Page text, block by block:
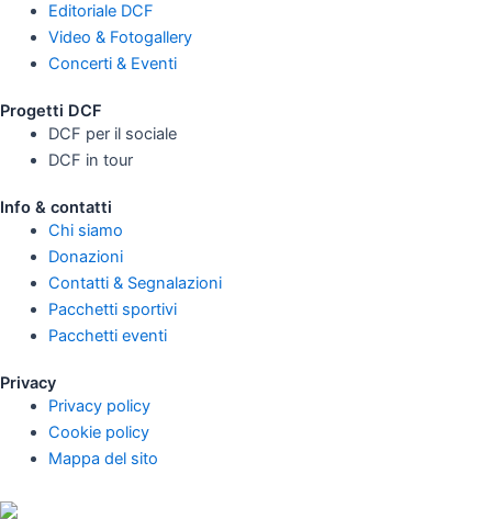
Editoriale DCF
Video & Fotogallery
Concerti & Eventi
Progetti DCF
DCF per il sociale
DCF in tour
Info & contatti
Chi siamo
Donazioni
Contatti & Segnalazioni
Pacchetti sportivi
Pacchetti eventi
Privacy
Privacy policy
Cookie policy
Mappa del sito